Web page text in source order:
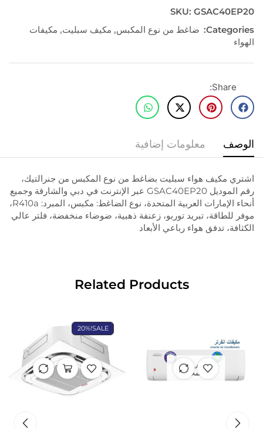
SKU: GSAC40EP20
Categories:
ضاغط من نوع المكبس, مكيف سبليت, مكيفات
الهواء
Share:
الوصف معلومات إضافية
اشتري مكيف هواء سبليت بضاغط من نوع المكبس من جنرالتيك،
رقم الموديل GSAC40EP20 عبر الإنترنت في دبي والشارقة وجميع
أنحاء الإمارات العربية المتحدة، نوع الضاغط: مكبس، المبرد: R410a،
موفر للطاقة، تبريد توربو، زعنفة ذهبية، ضوضاء منخفضة، فلتر عالي
الكثافة، تدفق هواء رباعي الأبعاد
Related Products
غير متوفر
في المخزون
SALE!
20%